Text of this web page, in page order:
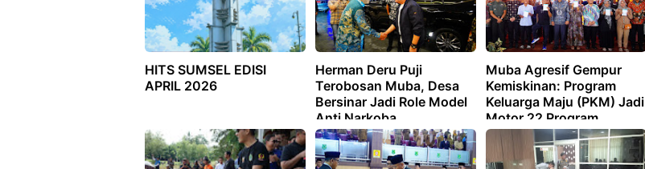
HITS SUMSEL EDISI
APRIL 2026
Herman Deru Puji
Terobosan Muba, Desa
Bersinar Jadi Role Model
Anti Narkoba
Muba Agresif Gempur
Kemiskinan: Program
Keluarga Maju (PKM) Jadi
Motor 22 Program
Unggulan Toha-Rohman